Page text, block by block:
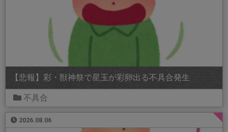
【悲報】彩・獣神祭で星玉が彩卵出る不具合発生
不具合
2026.08.06